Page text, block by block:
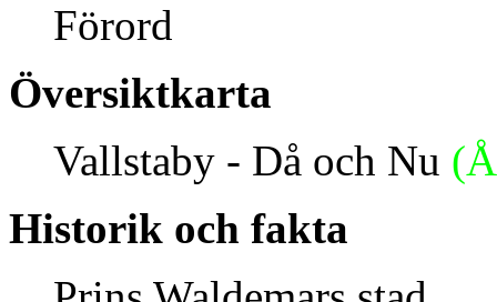
Förord
Översiktkarta
Vallstaby - Då och Nu
Historik och fakta